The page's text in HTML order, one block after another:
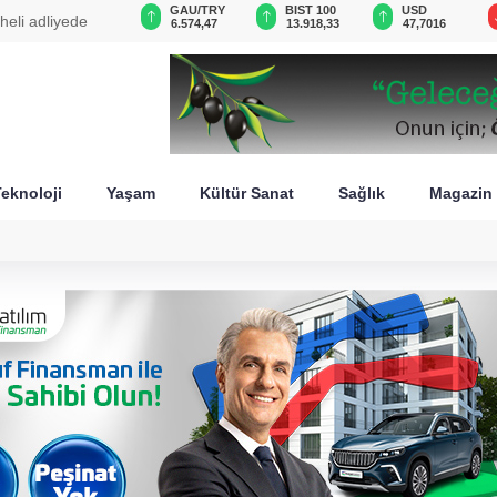
Meclis'te çerçeve yasa mesaisi!
0,0018
GAU/TRY
6.574,47
BIST 100
13.918,33
USD
47,7016
Yaşam Kültür Sanat Sağlık Magazin